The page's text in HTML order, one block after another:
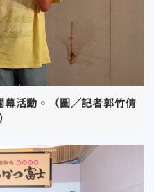
幕活動。（圖／記者郭竹倩